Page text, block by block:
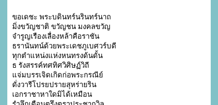
ขอเดชะ พระบดินทร์นรินทร์นาถ
มิ่งขวัญชาติ ขวัญชน มงคลขวัญ
จำรูญเรืองเลื่องหล้าคือราชัน
ธรานันทน์ด้วยพระเดชภูเบศวร์บดี
ทุกตำแหน่งแห่งหนทรงด้นดั้น
ธ รังสรรค์ทศทิศวิศิษฏ์วิถี
แจ่มบรรเจิดเกิดก่อพระกรณีย์
ดั่งวารีโปรยปรายสุหร่ายริน
เอกราชาหาใดมิได้เหมือน